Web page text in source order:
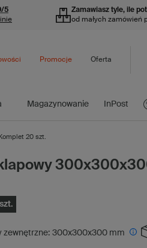
5
Zamawiasz tyle, ile
od małych zamówień
Magazynowanie InPost
Promocje Oferta
20 szt.
zewnętrzne: 300x300x300 mm